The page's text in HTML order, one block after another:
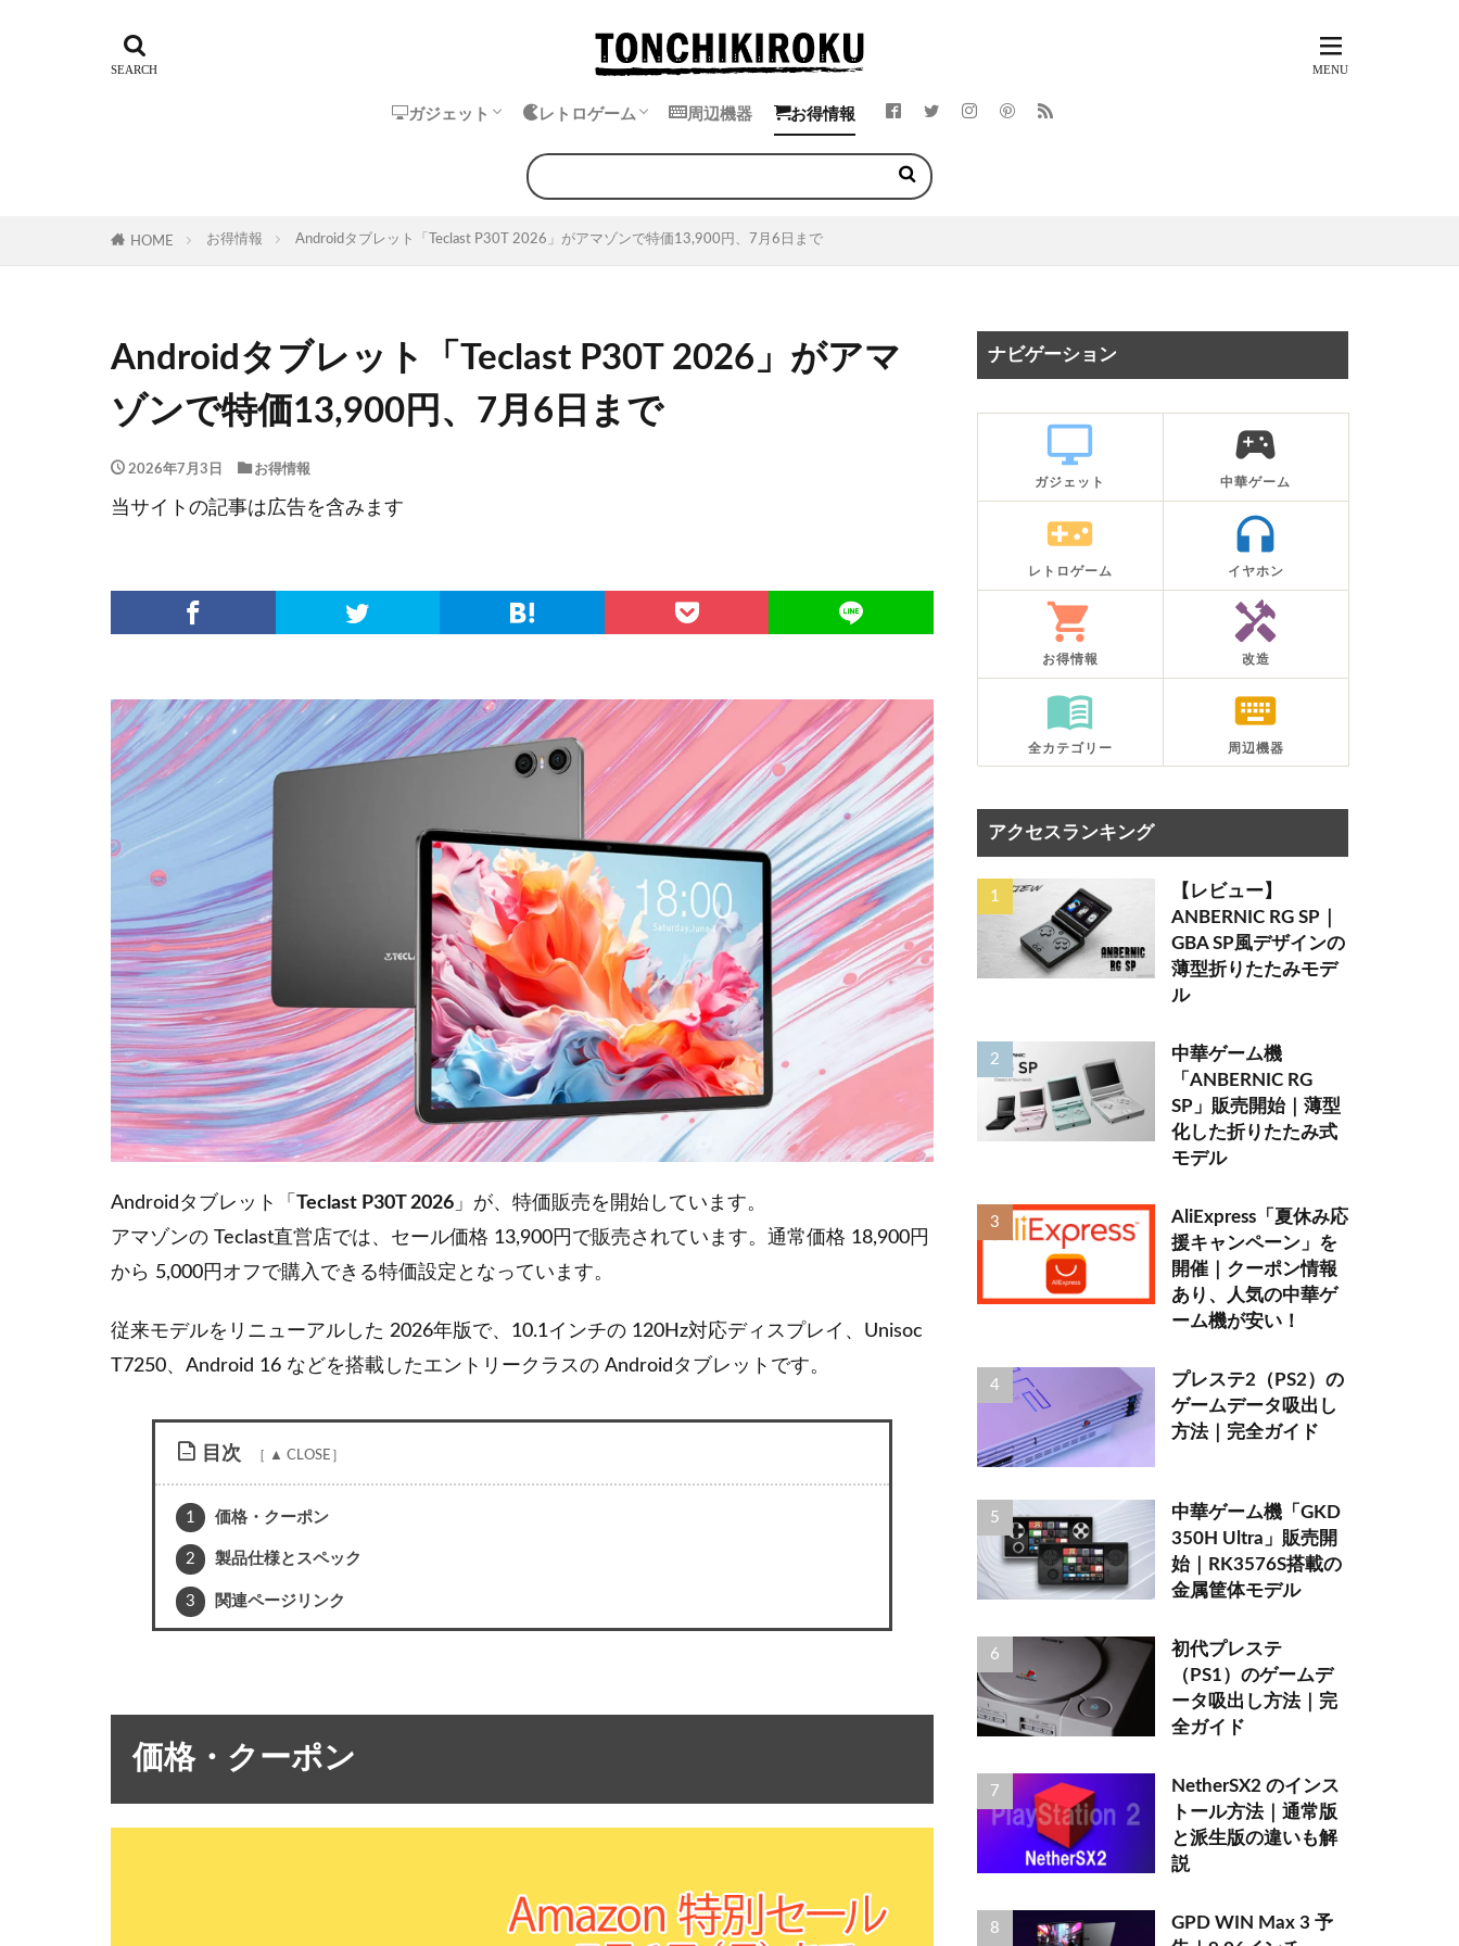
ガジェット
オーディオ・イヤホン
レトロゲーム
エミュレータ
中華ゲーム機
ゲームボーイ
ゲームギア
ワンダースワン
ネオジオポケット
周辺機器 お得情報
HOME お得情報 Androidタブレット「Teclast P30T 2026」がアマゾンで特価13,900円、7月6日まで
Androidタブレット「Teclast P30T 2026」がアマ
ゾンで特価13,900円、7月6日まで
2026年7月3日 お得情報
当サイトの記事は広告を含みます
Androidタブレット「 Teclast P30T 2026 」が、特価販売を開始しています。
アマゾンの Teclast直営店では、セール価格 13,900円で販売されています。通常価格 18,900円
から 5,000円オフで購入できる特価設定となっています。
従来モデルをリニューアルした 2026年版で、10.1インチの 120Hz対応ディスプレイ、Unisoc
T7250、Android 16 などを搭載したエントリークラスの Androidタブレットです。
目次
1 価格・クーポン
2 製品仕様とスペック
3 関連ページリンク
価格・クーポン
ナビゲーション
desktop_windows
ガジェット
sports_esports
中華ゲーム
videogame_asset
レトロゲーム
headphones
イヤホン
shopping_cart
お得情報
handyman
改造
menu_book
全カテゴリー
keyboard
周辺機器
アクセスランキング
【レビュー】
ANBERNIC RG SP｜
GBA SP風デザインの
薄型折りたたみモデ
ル
中華ゲーム機
「ANBERNIC RG
SP」販売開始｜薄型
化した折りたたみ式
モデル
AliExpress「夏休み応
援キャンペーン」を
開催｜クーポン情報
あり、人気の中華ゲ
ーム機が安い！
プレステ2（PS2）の
ゲームデータ吸出し
方法｜完全ガイド
中華ゲーム機「GKD
350H Ultra」販売開
始｜RK3576S搭載の
金属筐体モデル
初代プレステ
（PS1）のゲームデ
ータ吸出し方法｜完
全ガイド
NetherSX2 のインス
トール方法｜通常版
と派生版の違いも解
説
GPD WIN Max 3 予